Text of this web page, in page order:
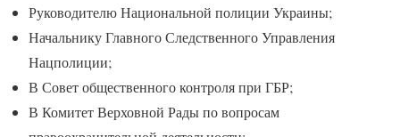
Руководителю Национальной полиции Украины;
Начальнику Главного Следственного Управления
Нацполиции;
В Совет общественного контроля при ГБР;
В Комитет Верховной Рады по вопросам